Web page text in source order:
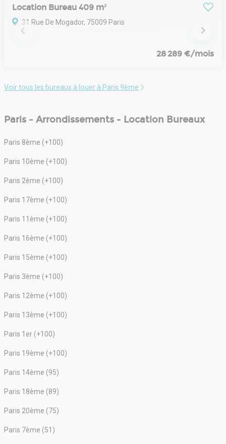
Location Bureau 409 m²
31 Rue De Mogador, 75009 Paris
28 289 €/mois
Voir tous les bureaux à louer à Paris 9ème
Paris - Arrondissements - Location Bureaux
Paris 8ème (+100)
Paris 10ème (+100)
Paris 2ème (+100)
Paris 17ème (+100)
Paris 11ème (+100)
Paris 16ème (+100)
Paris 15ème (+100)
Paris 3ème (+100)
Paris 12ème (+100)
Paris 13ème (+100)
Paris 1er (+100)
Paris 19ème (+100)
Paris 14ème (95)
Paris 18ème (89)
Paris 20ème (75)
Paris 7ème (51)